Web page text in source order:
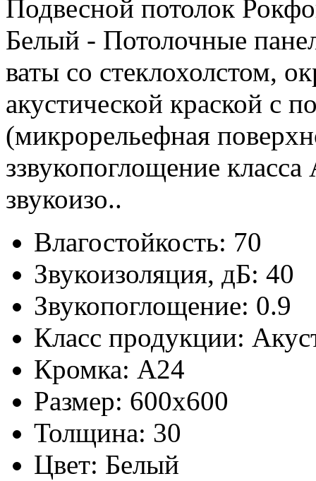
Подвесной потолок
Белый - Потолочные
ваты со стеклохолстом,
акустической краской с
(микрорельефная
ззвукопоглощение
звукоизо..
Влагостойкость: 70
Звукоизоляция, дБ: 40
Звукопоглощение: 0.9
Класс продукции:
Кромка: A24
Размер: 600x600
Толщина: 30
Цвет: Белый